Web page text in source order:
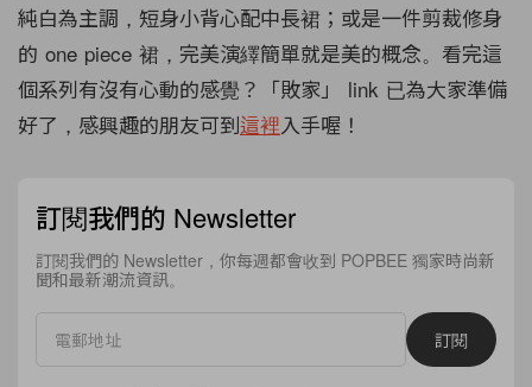
純白為主調，短身小背心配中長裙；或是一件剪裁修身
的 one piece 裙，完美演繹簡單就是美的概念。看完這
個系列有沒有心動的感覺？「敗家」 link 已為大家準備
好了，感興趣的朋友可到這裡入手喔！
訂閱我們的 Newsletter
訂閱我們的 Newsletter，你每週都會收到 POPBEE 獨家時尚新
聞和最新潮流資訊。
訂閱